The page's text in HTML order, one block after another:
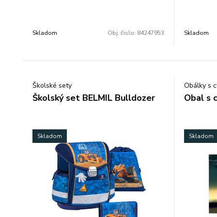
Skladom Obj. čislo: 84247953 Skladom
Školské sety
Školský set BELMIL Bulldozer
Skladom
Obálky s
Obal s
Skladom